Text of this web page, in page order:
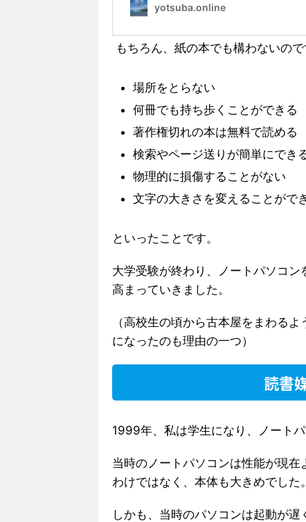
もちろん、紙の本でも構わないの
場所をとらない
何冊でも持ち歩くことができる
著作権切れの本は無料で読める
検索やページ送りが簡単にでき
物理的に損傷することがない
文字の大きさを変えることがで
といったことです。
大学受験が終わり、ノートパソコ
高まっていきました。
（高校生の頃から古本屋をまわる
になったのも理由の一つ）
読書
1999年、私は学生になり、ノートパ
当時のノートパソコンは性能が現
わけではなく、本体も大きめでした。
しかも、当時のパソコンは起動が